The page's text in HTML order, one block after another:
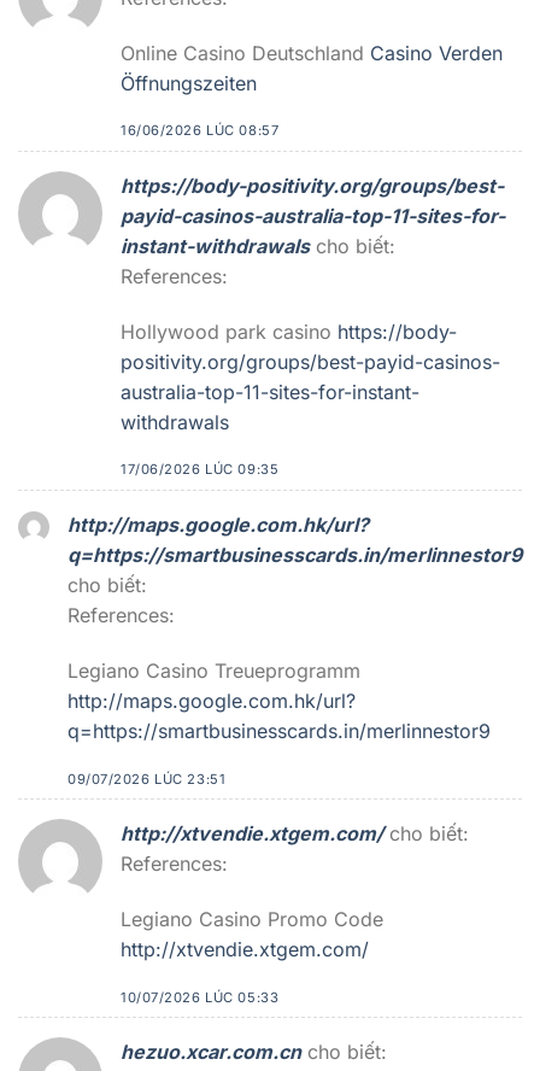
Online Casino Deutschland Casino Verden
Öffnungszeiten
16/06/2026 LÚC 08:57
https://body-positivity.org/groups/best-
payid-casinos-australia-top-11-sites-for-
instant-withdrawals cho biết:
References:
Hollywood park casino https://body-
positivity.org/groups/best-payid-casinos-
australia-top-11-sites-for-instant-
withdrawals
17/06/2026 LÚC 09:35
http://maps.google.com.hk/url?
q=https://smartbusinesscards.in/merlinnestor9
cho biết:
References:
Legiano Casino Treueprogramm
http://maps.google.com.hk/url?
q=https://smartbusinesscards.in/merlinnestor9
09/07/2026 LÚC 23:51
http://xtvendie.xtgem.com/ cho biết:
References:
Legiano Casino Promo Code
http://xtvendie.xtgem.com/
10/07/2026 LÚC 05:33
hezuo.xcar.com.cn cho biết: